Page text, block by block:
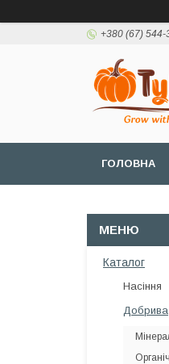
+380 (67) 544-
ГОЛОВНА
Каталог
Насіння
Добрива